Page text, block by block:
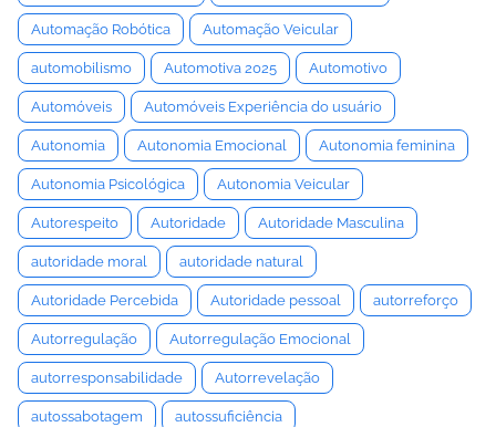
Automação Robótica Automação Veicular
automobilismo Automotiva 2025 Automotivo
Automóveis Automóveis Experiência do usuário
Autonomia Autonomia Emocional Autonomia feminina
Autonomia Psicológica Autonomia Veicular
Autorespeito Autoridade Autoridade Masculina
autoridade moral autoridade natural
Autoridade Percebida Autoridade pessoal autorreforço
Autorregulação Autorregulação Emocional
autorresponsabilidade Autorrevelação
autossabotagem autossuficiência